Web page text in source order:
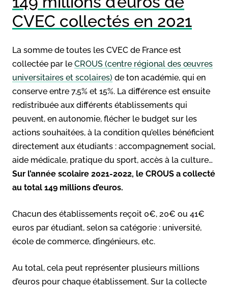
CVEC collectés en 2021
La somme de toutes les CVEC de France est
collectée par le CROUS (centre régional des œuvres
universitaires et scolaires) de ton académie, qui en
conserve entre 7,5% et 15%. La différence est ensuite
redistribuée aux différents établissements qui
peuvent, en autonomie, flécher le budget sur les
actions souhaitées, à la condition qu’elles bénéficient
directement aux étudiants : accompagnement social,
aide médicale, pratique du sport, accès à la culture…
Sur l’année scolaire 2021-2022, le CROUS a collecté
au total 149 millions d’euros.
Chacun des établissements reçoit 0€, 20€ ou 41€
euros par étudiant, selon sa catégorie : université,
école de commerce, d’ingénieurs, etc.
Au total, cela peut représenter plusieurs millions
d’euros pour chaque établissement. Sur la collecte